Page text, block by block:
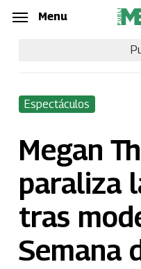
Skip
content
Menu
Espectáculos
Megan
paraliza
tras
Semana
Menu